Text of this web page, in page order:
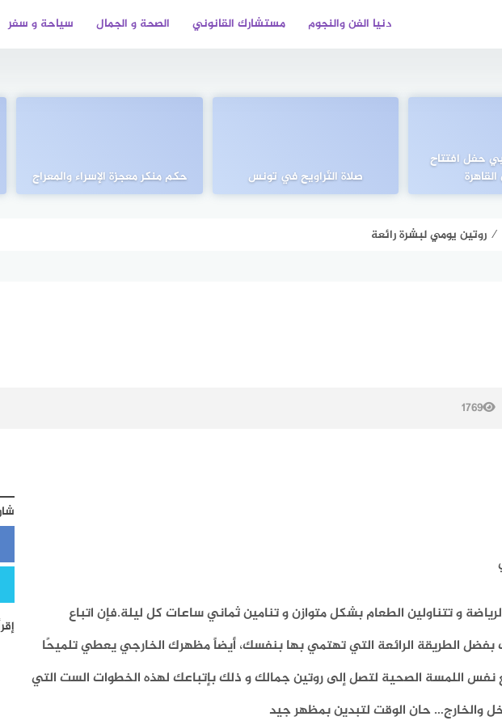
سياحة و سفر الصحة و الجمال مستشارك القانوني دنيا الفن والنجوم
حكم منكر معجزة الإسراء والمعراج صلاة التّراويح في تونس
حفل افتتاح
⁄ روتين يومي لبشرة رائعة
1769
و تتناولين الطعام بشكل متوازن و تنامين ثماني ساعات كل ليلة.فإن اتباع
الطريقة الرائعة التي تهتمي بها بنفسك، أيضاً مظهرك الخارجي يعطي تلميحًا
اللمسة الصحية لتصل إلى روتين جمالك و ذلك بإتباعك لهذه الخطوات الست التي
حان الوقت لتبدين بمظهر جيد